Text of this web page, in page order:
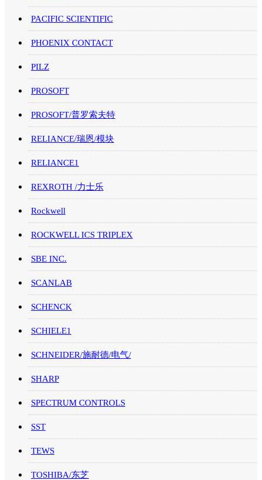
PACIFIC SCIENTIFIC
PHOENIX CONTACT
PILZ
PROSOFT
PROSOFT/普罗索夫特
RELIANCE/瑞恩/模块
RELIANCE1
REXROTH /力士乐
Rockwell
ROCKWELL ICS TRIPLEX
SBE INC.
SCANLAB
SCHENCK
SCHIELE1
SCHNEIDER/施耐德/电气/
SHARP
SPECTRUM CONTROLS
SST
TEWS
TOSHIBA/东芝